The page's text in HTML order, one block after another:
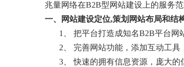
兆量网络在B2B型网站建设上的服务范
一、网站建设定位,策划网站布局和结
1、 把平台打造成知名B2B平台网
2、 完善网站功能，添加互动工
3、 快速的拥有信息资源，庞大